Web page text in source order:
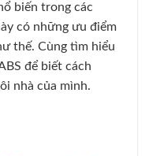
biến trong các
có những ưu điểm
thế. Cùng tìm hiểu
để biết cách
nhà của mình.